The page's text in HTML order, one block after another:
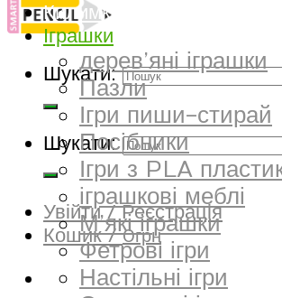
Шукати:
Шукати:
Увійти / Реєстрація
Кошик /0грн
Килимки
Іграшки
дерев’яні іграшки
Пазли
Ігри пиши-стирай
Посібники
Ігри з PLA
іграшкові меблі
М’які іграшки
Фетрові ігри
Настільні ігри